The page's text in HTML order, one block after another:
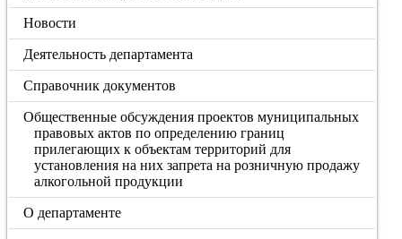
Новости
Деятельность департамента
Справочник документов
Общественные обсуждения проектов муниципальных
правовых актов по определению границ
прилегающих к объектам территорий для
установления на них запрета на розничную продажу
алкогольной продукции
О департаменте